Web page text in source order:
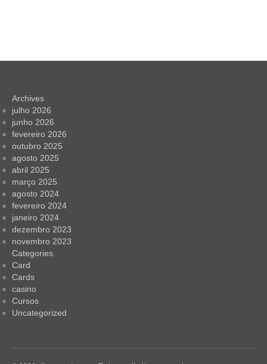
Archives
julho 2026
junho 2026
fevereiro 2026
outubro 2025
agosto 2025
abril 2025
março 2025
agosto 2024
fevereiro 2024
janeiro 2024
dezembro 2023
novembro 2023
Categories
Card
Cards
casino
Cursos
Uncategorized